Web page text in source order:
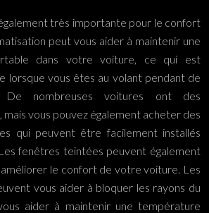
très importante pour le confort
peut vous aider à maintenir une
dans votre voiture, ce qui est
lorsque vous êtes au volant pendant de
De nombreuses voitures ont des
mais vous pouvez également acheter des
qui peuvent être facilement installés
fenêtres teintées peuvent également
le confort de votre voiture. Les
vous aider à bloquer les rayons du
aider à maintenir une température